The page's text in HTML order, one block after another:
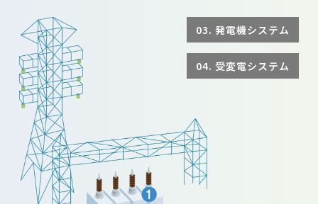
03. 発電機システム
04. 受変電システム